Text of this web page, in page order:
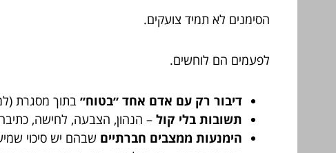
הסימנים לא תמיד צועקים.
לפעמים הם לוחשים.
דיבור רק עם אדם אחד ״בטוח״ בתוך מסגרת
תשובות בלי קול – הנהון, הצבעה, לחישה,
הימנעות ממצבים חברתיים שבהם יש סיכוי